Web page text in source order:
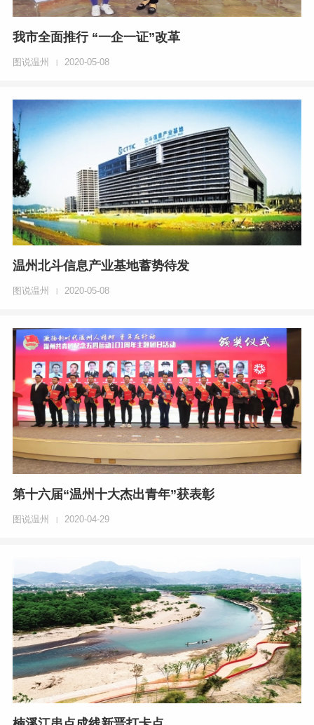
我市全面推行 “一企一证”改革
图说温州 2020-05-08
温州北斗信息产业基地蓄势待发
图说温州 2020-05-08
第十六届“温州十大杰出青年”获表彰
图说温州 2020-04-29